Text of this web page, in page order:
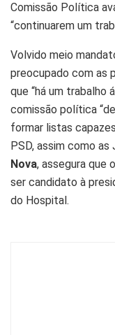
Comissão Política
“continuarem um
Volvido meio
preocupado com as
que “há um trabalho
comissão política
formar listas
PSD, assim como as
Nova, assegura que
ser candidato à
do Hospital.